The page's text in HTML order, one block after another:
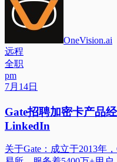
OneVision.ai
远程
全职
pm
7月14日
Gate招聘加密卡产品
LinkedIn
关于Gate：成立于2013年